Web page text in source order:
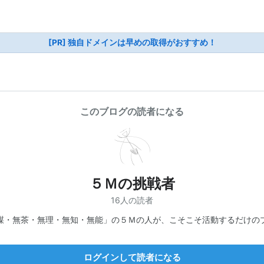
[PR] 独自ドメインは早めの取得がおすすめ！
このブログの読者になる
５Ｍの挑戦者
16人の読者
・無茶・無理・無知・無能」の５Ｍの人が、こそこそ活動するだけの
ログインして読者になる